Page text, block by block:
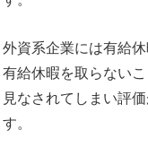
外資系企業には有給
有給休暇を取らない
見なされてしまい評
す。